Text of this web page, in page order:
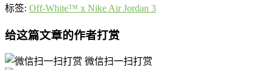
标签: Off-White™ x Nike Air Jordan 3
给这篇文章的作者打赏
微信扫一扫打赏